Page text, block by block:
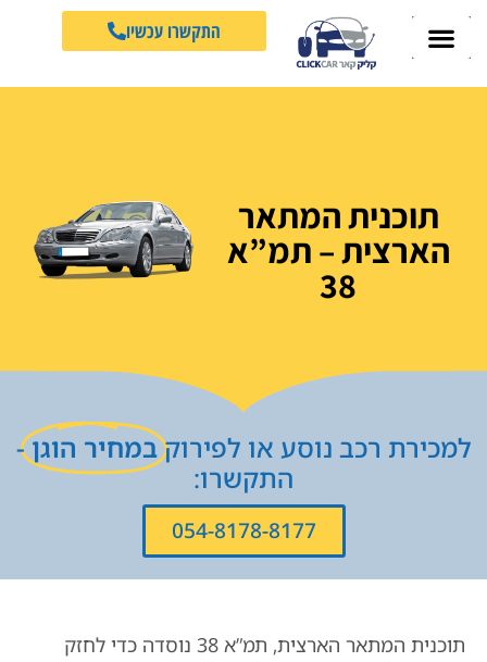
התקשרו עכשיו
תוכנית המתאר
הארצית – תמ”א
38
למכירת רכב נוסע או לפירוקבמחיר הוגן-
התקשרו:
054-8178-8177
תוכנית המתאר הארצית, תמ”א 38 נוסדה כדי לחזק